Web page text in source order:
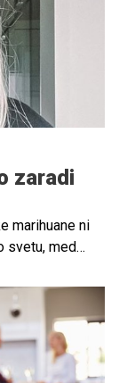
zaradi
marihuane ni
svetu, med
val kritik,
–